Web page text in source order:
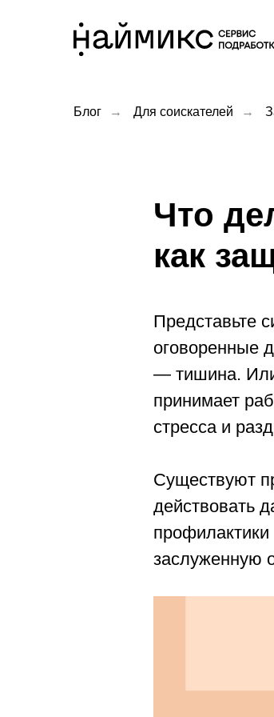
Блог → Для соискателей →
Что
как
Представьте
оговоренные
— тишина. Или
принимает
стресса и
Существуют
действовать
заслуженную